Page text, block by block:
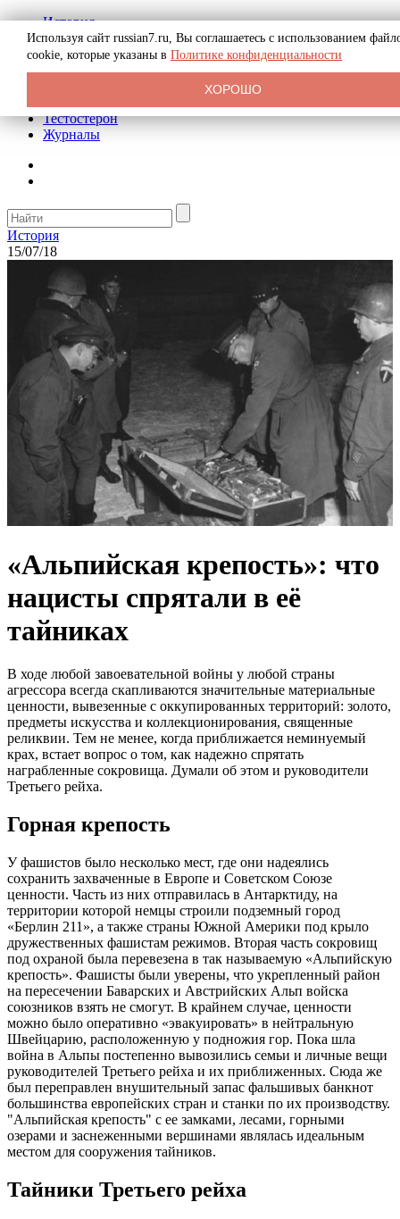
История
Биография
Криминал
Реклама на сайте
Тестостерон
Журналы
История
15/07/18
«Альпийская крепость»: что
нацисты спрятали в её
тайниках
В ходе любой завоевательной войны у любой страны
агрессора всегда скапливаются значительные материальные
ценности, вывезенные с оккупированных территорий: золото,
предметы искусства и коллекционирования, священные
реликвии. Тем не менее, когда приближается неминуемый
крах, встает вопрос о том, как надежно спрятать
награбленные сокровища. Думали об этом и руководители
Третьего рейха.
Горная крепость
У фашистов было несколько мест, где они надеялись
сохранить захваченные в Европе и Советском Союзе
ценности. Часть из них отправилась в Антарктиду, на
территории которой немцы строили подземный город
«Берлин 211», а также страны Южной Америки под крыло
дружественных фашистам режимов. Вторая часть сокровищ
под охраной была перевезена в так называемую «Альпийскую
крепость». Фашисты были уверены, что укрепленный район
на пересечении Баварских и Австрийских Альп войска
союзников взять не смогут. В крайнем случае, ценности
можно было оперативно «эвакуировать» в нейтральную
Швейцарию, расположенную у подножия гор. Пока шла
война в Альпы постепенно вывозились семьи и личные вещи
руководителей Третьего рейха и их приближенных. Сюда же
был переправлен внушительный запас фальшивых банкнот
большинства европейских стран и станки по их производству.
"Альпийская крепость" с ее замками, лесами, горными
озерами и заснеженными вершинами являлась идеальным
местом для сооружения тайников.
Тайники Третьего рейха
Используя сайт russian7.ru, Вы соглашаетесь с использованием
cookie, которые указаны в Политике конфиденциальности
ХОРОШО